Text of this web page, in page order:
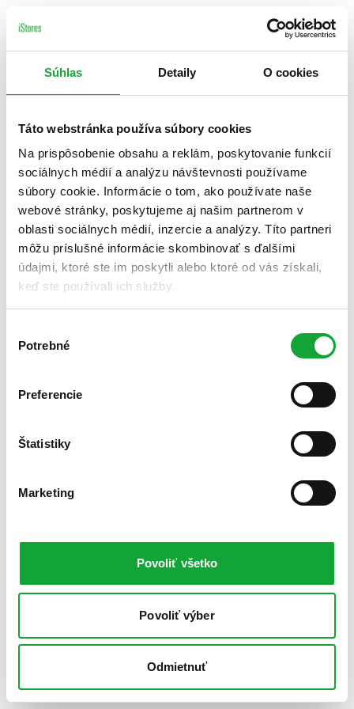
Súhlas Detaily O cookies
Táto webstránka používa súbory cookies
Na prispôsobenie obsahu a reklám, poskytovanie funkcií
sociálnych médií a analýzu návštevnosti používame
súbory cookie. Informácie o tom, ako používate naše
webové stránky, poskytujeme aj našim partnerom v
oblasti sociálnych médií, inzercie a analýzy. Títo partneri
môžu príslušné informácie skombinovať s ďalšími
údajmi, ktoré ste im poskytli alebo ktoré od vás získali,
keď ste používali ich služby.
súhlasu
Potrebné
Preferencie
Štatistiky
Marketing
Povoliť všetko
Povoliť výber
Odmietnuť